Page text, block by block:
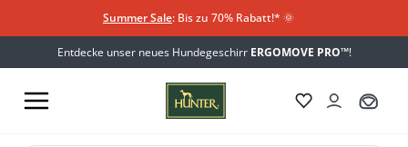
Summer Sale: Bis zu 70% Rabatt!* 🌞
Entdecke unser neues Hundegeschirr ERGOMOVE PRO™!